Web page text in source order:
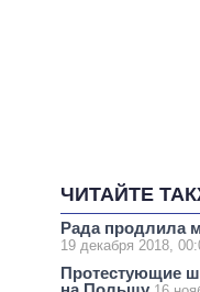
ЧИТАЙТЕ
Рада продлила
19 декабря 2018,
Протестующие